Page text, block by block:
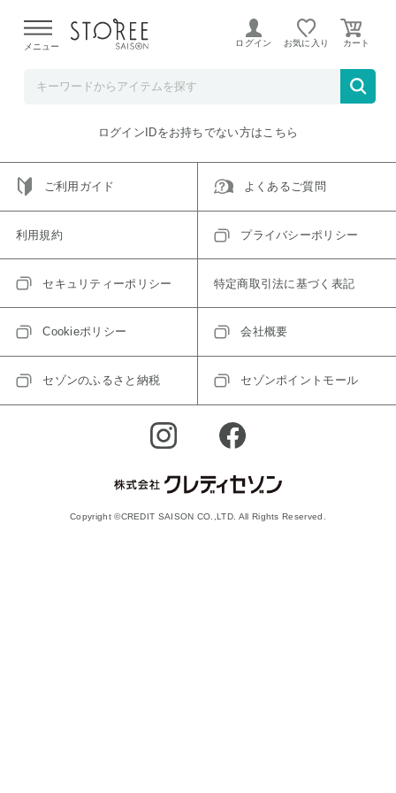
よる配送遅延が発生しております。
メニュー ログイン お気に入り
ご指定のアイテムは取り扱い終了、またはただいま取り扱い
トップへ戻る
ログインIDをお持ちでない方はこちら
ご利用ガイド よくあるご質問
利用規約 プライバシーポリシー
セキュリティーポリシー 特定商取引法に基づく表記
Cookieポリシー 会社概要
セゾンのふるさと納税 セゾンポイントモール
Copyright ©CREDIT SAISON CO.,LTD. All Rights Reserved.